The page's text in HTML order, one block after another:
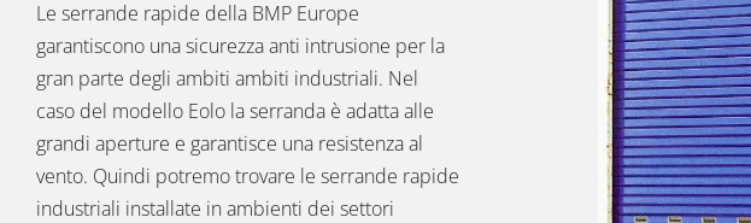
Le serrande rapide della BMP Europe
garantiscono una sicurezza anti intrusione per la
gran parte degli ambiti ambiti industriali. Nel
caso del modello Eolo la serranda è adatta alle
grandi aperture e garantisce una resistenza al
vento. Quindi potremo trovare le serrande rapide
industriali installate in ambienti dei settori